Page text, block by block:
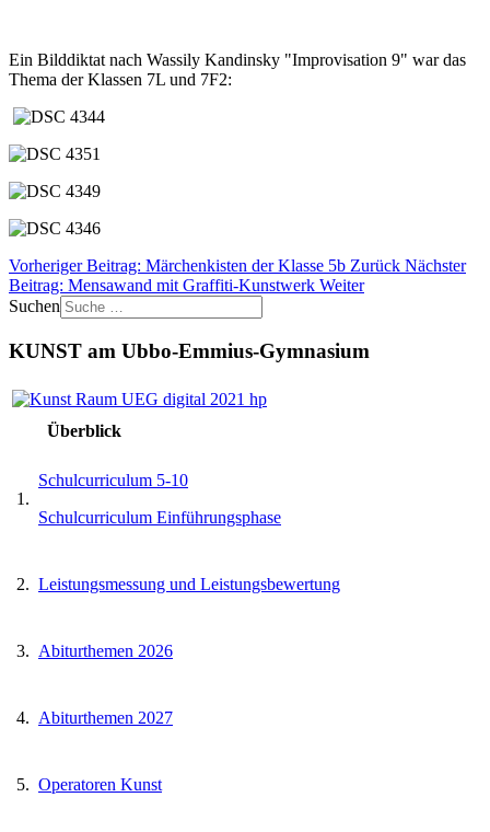
Ein Bilddiktat nach Wassily Kandinsky "Improvisation 9" war das
Thema der Klassen 7L und 7F2:
Vorheriger Beitrag: Märchenkisten der Klasse 5b Zurück Nächster
Beitrag: Mensawand mit Graffiti-Kunstwerk Weiter
Suchen
KUNST am Ubbo-Emmius-Gymnasium
Überblick
1.
Schulcurriculum 5-10
Schulcurriculum Einführungsphase
2. Leistungsmessung und Leistungsbewertung
3. Abiturthemen 2026
4. Abiturthemen 2027
5. Operatoren Kunst